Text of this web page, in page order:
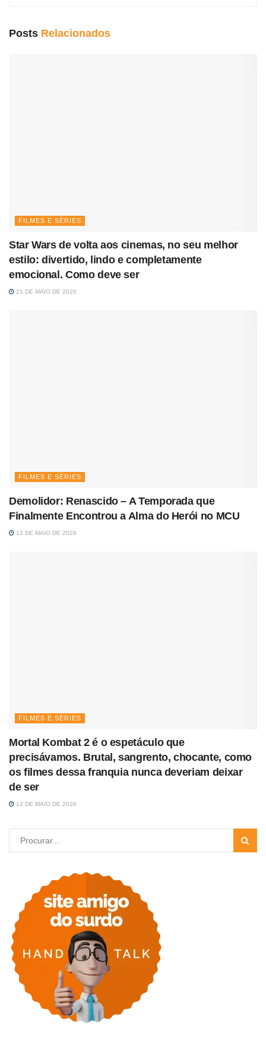
Posts Relacionados
FILMES E SÉRIES
Star Wars de volta aos cinemas, no seu melhor
estilo: divertido, lindo e completamente
emocional. Como deve ser
21 DE MAIO DE 2026
FILMES E SÉRIES
Demolidor: Renascido – A Temporada que
Finalmente Encontrou a Alma do Herói no MCU
12 DE MAIO DE 2026
FILMES E SÉRIES
Mortal Kombat 2 é o espetáculo que
precisávamos. Brutal, sangrento, chocante, como
os filmes dessa franquia nunca deveriam deixar
de ser
12 DE MAIO DE 2026